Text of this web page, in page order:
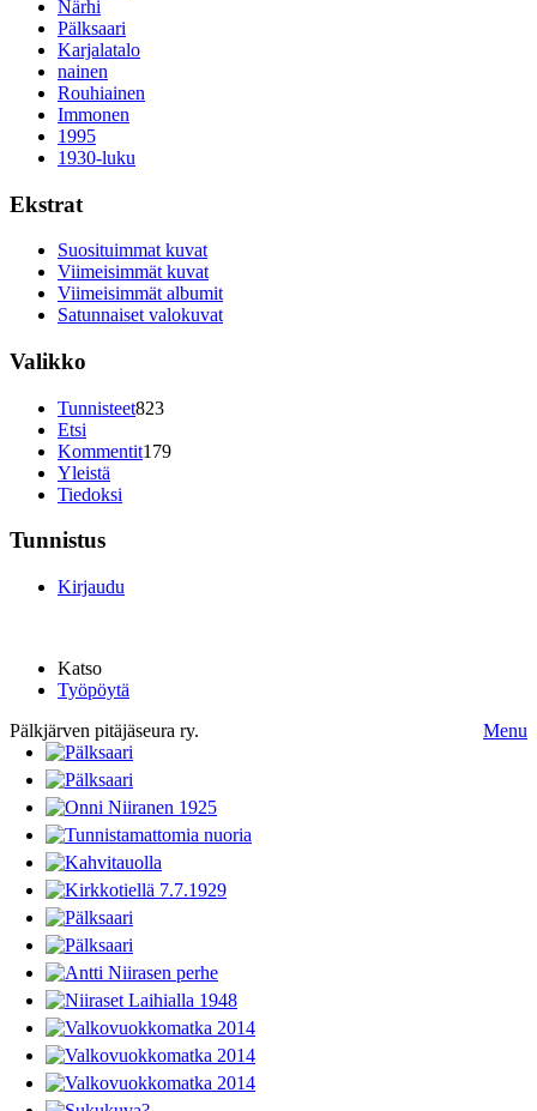
Närhi
Pälksaari
Karjalatalo
nainen
Rouhiainen
Immonen
1995
1930-luku
Ekstrat
Suosituimmat kuvat
Viimeisimmät kuvat
Viimeisimmät albumit
Satunnaiset valokuvat
Valikko
Tunnisteet823
Etsi
Kommentit179
Yleistä
Tiedoksi
Tunnistus
Kirjaudu
Katso
Työpöytä
Pälkjärven pitäjäseura ry.
Menu